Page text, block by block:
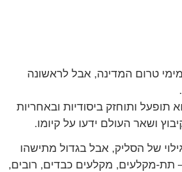
טרום המדינה, אבל לראשונה
ותוחזק ביסודיות ובאחריות
ושאר העולם ידעו על קיומו.
של הסליק, אבל בגדול מתישהו
נחשף – תת-מקלעים, מקלעים כבדים, רובים,